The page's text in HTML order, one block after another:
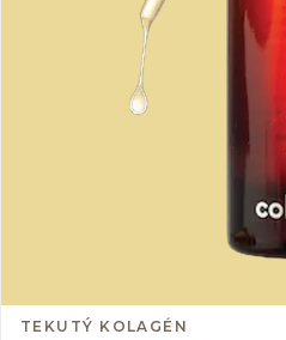
TEKUTÝ KOLAGÉN